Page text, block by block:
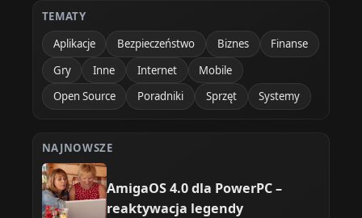
TEMATY
Aplikacje
Bezpieczeństwo Biznes
Finanse
Gry
Inne Internet
Mobile
Open Source
Poradniki Sprzęt Systemy
NAJNOWSZE
AmigaOS 4.0 dla PowerPC –
reaktywacja legendy